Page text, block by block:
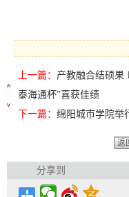
上一篇： 产教融合结硕
泰海通杯”喜获佳绩
下一篇： 绵阳城市学院举
返
分享到